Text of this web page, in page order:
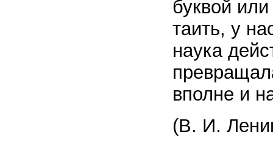
буквой
таить, у
наука
вполне и
(В. И.